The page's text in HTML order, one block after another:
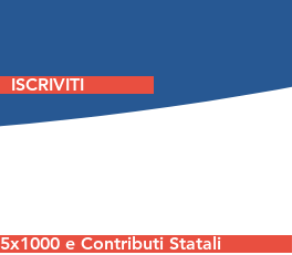
ISCRIVITI
5x1000 e Contributi Statali